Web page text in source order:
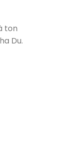
ton
Du.